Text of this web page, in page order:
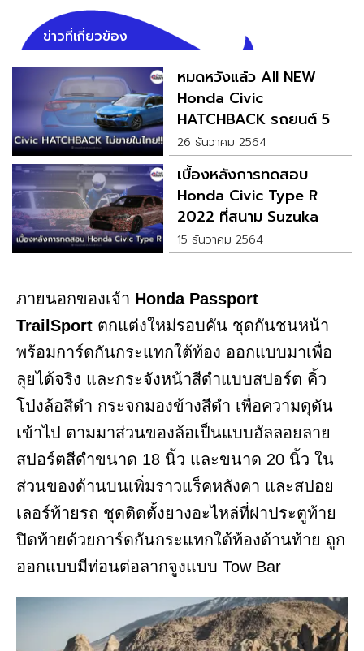
ข่าวที่เกี่ยวข้อง
หมดหวังแล้ว All NEW
Honda Civic
HATCHBACK รถยนต์ 5
ประตู ไม่ขายในไทย!!!
26 ธันวาคม 2564
เบื้องหลังการทดสอบ
Honda Civic Type R
2022 ที่สนาม Suzuka
Circuit ในญี่ปุ่น
15 ธันวาคม 2564
ภายนอกของเจ้า Honda Passport
TrailSport ตกแต่งใหม่รอบคัน ชุดกันชนหน้า
พร้อมการ์ดกันกระแทกใต้ท้อง ออกแบบมาเพื่อ
ลุยได้จริง และกระจังหน้าสีดำแบบสปอร์ต คิ้ว
โป่งล้อสีดำ กระจกมองข้างสีดำ เพื่อความดุดัน
เข้าไป ตามมาส่วนของล้อเป็นแบบอัลลอยลาย
สปอร์ตสีดำขนาด 18 นิ้ว และขนาด 20 นิ้ว ใน
ส่วนของด้านบนเพิ่มราวแร็คหลังคา และสปอย
เลอร์ท้ายรถ ชุดติดตั้งยางอะไหล่ที่ฝาประตูท้าย
ปิดท้ายด้วยการ์ดกันกระแทกใต้ท้องด้านท้าย ถูก
ออกแบบมีท่อนต่อลากจูงแบบ Tow Bar